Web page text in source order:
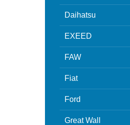
Daihatsu
EXEED
FAW
Fiat
Ford
Great Wall